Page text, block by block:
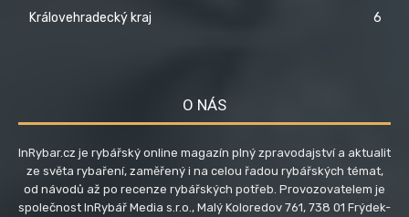
Královehradecký kraj
6
O NÁS
InRybar.cz je rybářský online magazín plný zpravodajství a aktualit
ze světa rybaření, zaměřený i na celou řadou rybářských témat,
od návodů až po recenze rybářských potřeb. Provozovatelem je
společnost InRybář Media s.r.o., Malý Koloredov 761, 738 01 Frýdek-